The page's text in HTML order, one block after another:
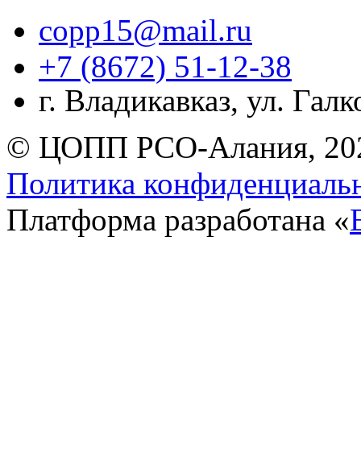
copp15@mail.ru
+7 (8672) 51-12-38
г. Владикавказ, ул.
© ЦОПП РСО-Алания,
Политика
Платформа разработана «